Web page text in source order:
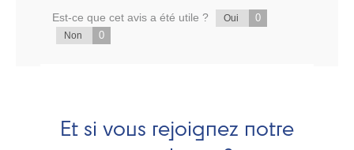
Est-ce que cet avis a été utile ? Oui 0
Non 0
Et si vous rejoignez notre